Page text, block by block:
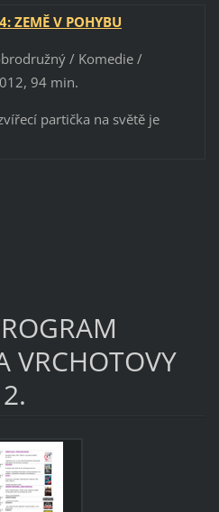
ZEMĚ V POHYBU
/ Komedie /
94 min.
partička na světě je
VRCHOTOVY